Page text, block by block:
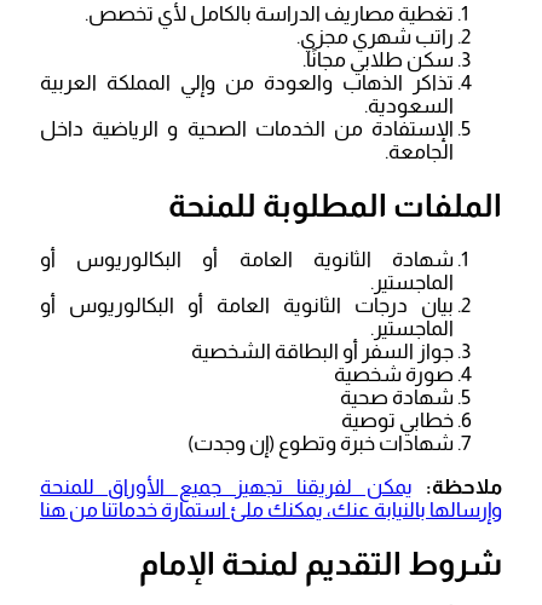
تغطية مصاريف الدراسة بالكامل لأي تخصص.
راتب شهري مجزي.
سكن طلابي مجانًا.
تذاكر الذهاب والعودة من وإلي المملكة العربية
السعودية.
الإستفادة من الخدمات الصحية و الرياضية داخل
الجامعة.
الملفات المطلوبة للمنحة
شهادة الثانوية العامة أو البكالوريوس أو
الماجستير.
بيان درجات الثانوية العامة أو البكالوريوس أو
الماجستير.
جواز السفر أو البطاقة الشخصية
صورة شخصية
شهادة صحية
خطابي توصية
شهادات خبرة وتطوع (إن وجدت)
ملاحظة:
يمكن لفريقنا تجهيز جميع الأوراق للمنحة
وإرسالها بالنيابة عنك، يمكنك ملئ استمارة خدماتنا من هنا
شروط التقديم لمنحة الإمام